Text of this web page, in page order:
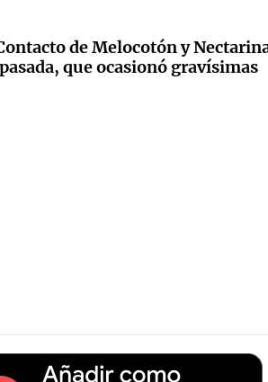
de Melocotón y
que ocasionó gravísimas